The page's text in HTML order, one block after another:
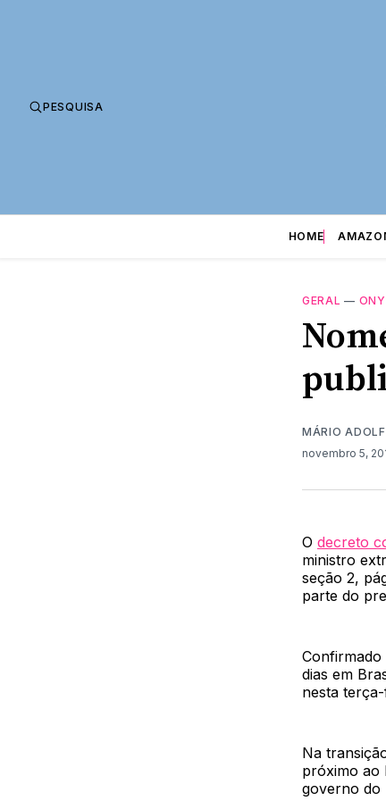
PESQUISA
HOME
GERAL —
MÁRIO
novembro 5,
O decreto
ministro
seção 2,
parte do
dias em
nesta
Na
próximo ao
governo do